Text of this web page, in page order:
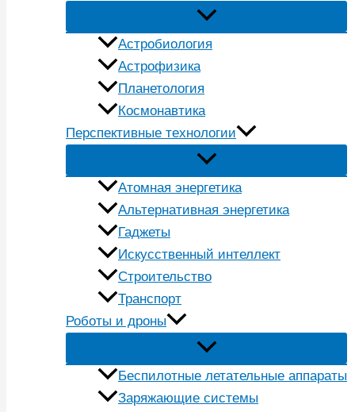
Астробиология
Астрофизика
Планетология
Космонавтика
Перспективные технологии
Атомная энергетика
Альтернативная энергетика
Гаджеты
Искусственный интеллект
Строительство
Транспорт
Роботы и дроны
Беспилотные летательные аппараты
Заряжающие системы